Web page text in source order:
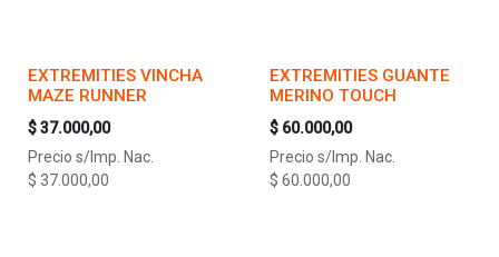
EXTREMITIES VINCHA
MAZE RUNNER
$37.000,00
Precio s/Imp. Nac.
$ 37.000,00
EXTREMITIES GUANTE
MERINO TOUCH
$ 60.000,00
Precio s/Imp. Nac.
$ 60.000,00